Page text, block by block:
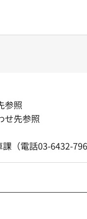
参照
せ先参照
（電話03-6432-